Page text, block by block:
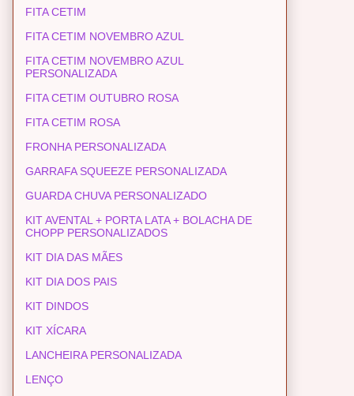
FITA CETIM
FITA CETIM NOVEMBRO AZUL
FITA CETIM NOVEMBRO AZUL
PERSONALIZADA
FITA CETIM OUTUBRO ROSA
FITA CETIM ROSA
FRONHA PERSONALIZADA
GARRAFA SQUEEZE PERSONALIZADA
GUARDA CHUVA PERSONALIZADO
KIT AVENTAL + PORTA LATA + BOLACHA DE
CHOPP PERSONALIZADOS
KIT DIA DAS MÃES
KIT DIA DOS PAIS
KIT DINDOS
KIT XÍCARA
LANCHEIRA PERSONALIZADA
LENÇO